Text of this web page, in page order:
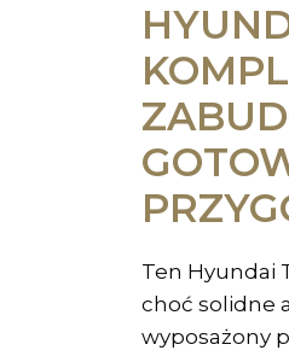
Ten Hyundai
choć solidne
wyposażony